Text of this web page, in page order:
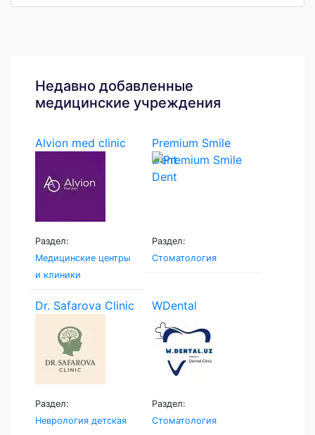
Недавно добавленные
медицинские учреждения
Alvion med clinic
Раздел:
Медицинские центры
и клиники
Premium Smile
Dent
Раздел:
Стоматология
Dr. Safarova Clinic
Раздел:
Неврология детская
WDental
Раздел:
Стоматология